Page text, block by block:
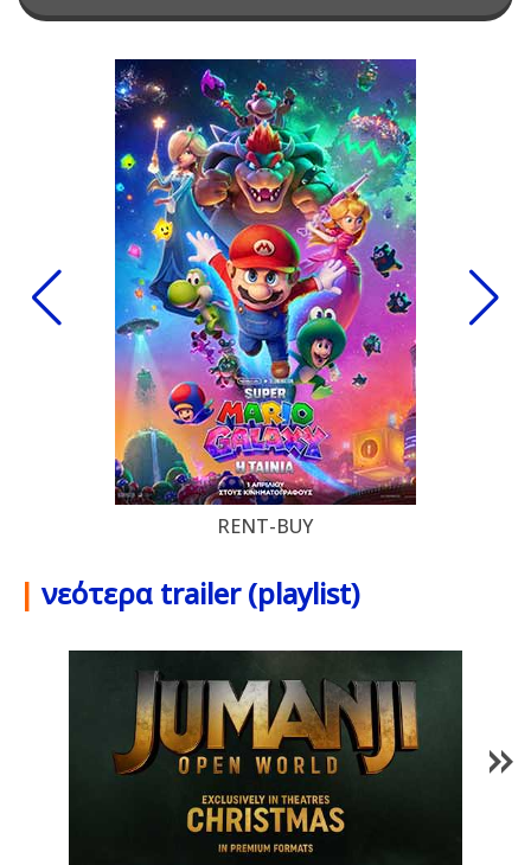
RENT-BUY
| νεότερα trailer (playlist)
1/85